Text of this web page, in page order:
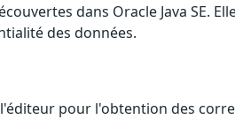
dans Oracle Java SE.
des données.
pour l'obtention des